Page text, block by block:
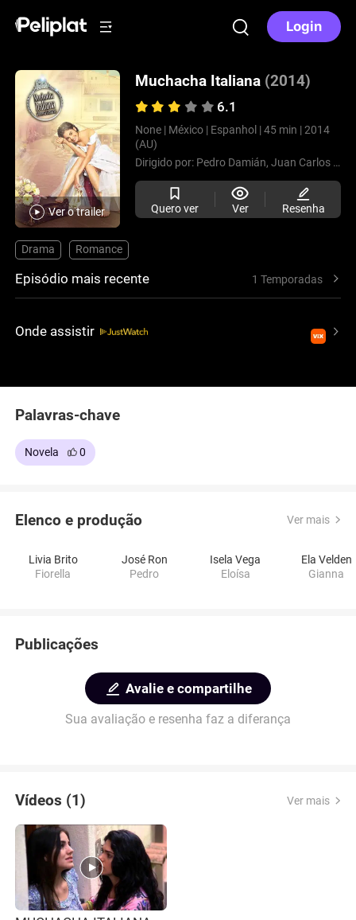
Login
Ver o trailer
Muchacha Italiana (2014)
6.1
None | México | Espanhol | 45 min | 2014
(AU)
Dirigido por: Pedro Damián, Juan Carlos Muñoz,
Quero ver Ver Resenha
Drama Romance
Episódio mais recente 1 Temporadas
Onde assistir
Palavras-chave
Novela 0
Elenco e produção Ver mais
Livia Brito
Fiorella
José Ron
Pedro
Isela Vega
Eloísa
Ela Velden
Gianna
Publicações
Avalie e compartilhe
Sua avaliação e resenha faz a diferança
Vídeos (1) Ver mais